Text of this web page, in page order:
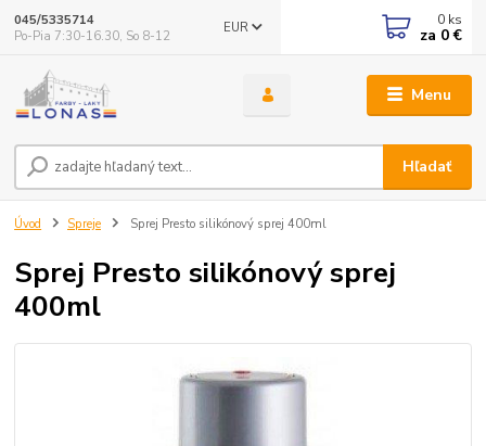
Menu
EUR
Hľadať
045/5335714
Po-Pia 7:30-16.30, So 8-12
0 ks
za 0 €
Úvod Spreje Sprej Presto silikónový sprej 400ml
Sprej Presto silikónový sprej
400ml